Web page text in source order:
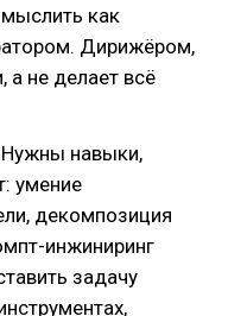
как
Дирижёром,
а не делает всё
Нужны навыки,
умение
декомпозиция
инжиниринг
задачу